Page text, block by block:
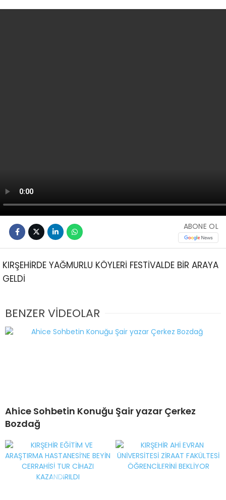
ABONE OL
KIRŞEHİRDE YAĞMURLU KÖYLERİ FESTİVALDE BİR ARAYA
GELDİ
BENZER VİDEOLAR
Ahice Sohbetin Konuğu Şair yazar Çerkez
Bozdağ